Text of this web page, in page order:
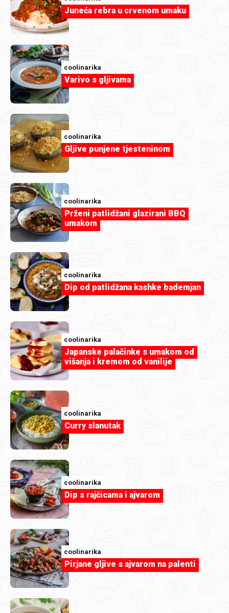
Panzanella.jpg
Pita s kupinama by Nandila.jfif.jpg
mimi555
Mokri kolač-Evichen123.jpg
Juneća rebra u crvenom umaku
coolinarika
Varivo s gljivama
coolinarika
Gljive punjene tjesteninom
coolinarika
Prženi patlidžani glazirani BBQ
umakom
coolinarika
Dip od patlidžana kashke bademjan
coolinarika
Japanske palačinke s umakom od
višanja i kremom od vanilije
coolinarika
Curry slanutak
coolinarika
Dip s rajčicama i ajvarom
coolinarika
Pirjane gljive s ajvarom na palenti